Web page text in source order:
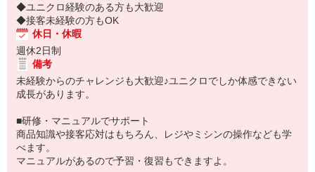
◆ユニクロ経験のある方も大歓迎
◆接客未経験の方もOK
休日・休暇
週休2日制
備考
未経験からのチャレンジも大歓迎♪ユニクロでしか体感できない
成長があります。
■研修・マニュアルでサポート
商品知識や接客応対はもちろん、レジやミシンの操作なども学
べます。
マニュアルがあるので予習・復習もできますよ。